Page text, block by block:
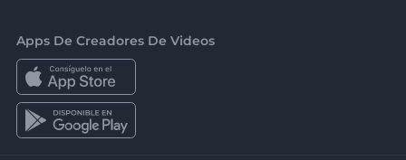
Apps De Creadores De Videos